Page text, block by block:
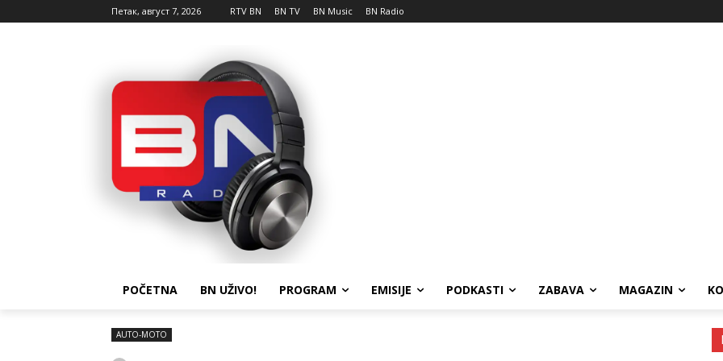
Петак, август 7, 2026 RTV BN BN TV BN Music BN Radio
POČETNA BN UŽIVO! PROGRAM EMISIJE PODKASTI ZABAVA MAGAZIN
AUTO-MOTO